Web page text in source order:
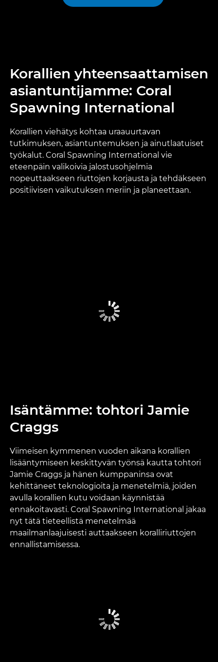
Korallien yhteensaattamisen
asiantuntijamme: Coral
Spawning International
Korallien viehätys kohtaa uraauurtavan
tutkimuksen, asiantuntemuksen ja ainutlaatuiset
työkalut. Coral Spawning International vie
eteenpäin valikoivia jalostusohjelmia
nopeuttaakseen riuttojen korjausta ja tehdäkseen
positiivisen vaikutuksen meriin ja planeettaan.
Isäntämme: tohtori Jamie
Craggs
Viimeisen kymmenen vuoden aikana korallien
lisääntymiseen keskittyvän työnsä kautta tohtori
Jamie Craggs ja hänen kumppaninsa ovat
kehittäneet teknologioita ja menetelmiä, joiden
avulla korallien kutu voidaan käynnistää
ennakoitavasti. Coral Spawning International jakaa
nyt tätä tieteellistä menetelmää
maailmanlaajuisesti auttaakseen koralliriuttojen
ennallistamisessa.